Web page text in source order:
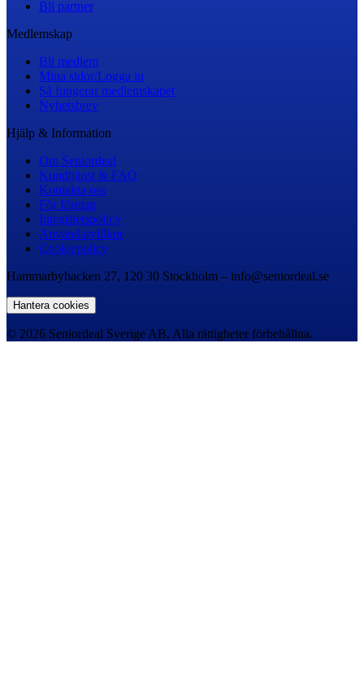
Bli partner
Medlemskap
Bli medlem
Mina sidor/Logga in
Så fungerar medlemskapet
Nyhetsbrev
Hjälp & Information
Om Seniordeal
Kundtjänst & FAQ
Kontakta oss
För företag
Integritetspolicy
Användarvillkor
Cookiepolicy
Hammarbybacken 27, 120 30 Stockholm – info@seniordeal.se
Hantera cookies
© 2026 Seniordeal Sverige AB. Alla rättigheter förbehållna.